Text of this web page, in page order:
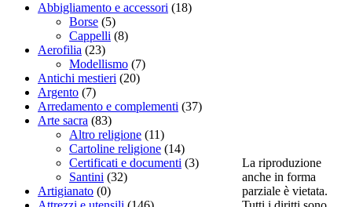
Abbigliamento e accessori (18)
Borse (5)
Cappelli (8)
Aerofilia (23)
Modellismo (7)
Antichi mestieri (20)
Argento (7)
Arredamento e complementi (37)
Arte sacra (83)
Altro religione (11)
Cartoline religione (14)
Certificati e documenti (3)
Santini (32)
Artigianato (0)
La riproduzione
anche in forma
parziale è vietata.